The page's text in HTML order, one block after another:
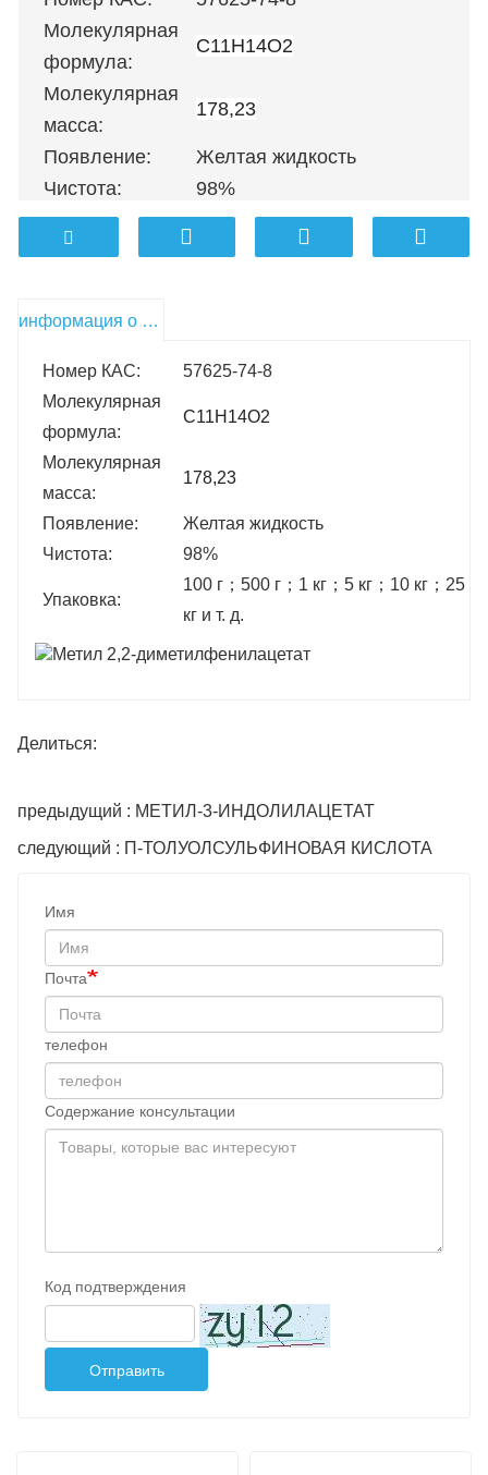
Молекулярная
формула:
C11H14O2
Молекулярная
масса:
178,23
Появление:
Желтая жидкость
Чистота:
98%
Упаковка:
100 г ；500 г；1 кг ；5 кг；10 кг
кг；100 кг и т. д.
информация о продукте
Номер КАС:
57625-74-8
Молекулярная
формула:
C11H14O2
Молекулярная
масса:
178,23
Появление:
Желтая жидкость
Чистота:
98%
Упаковка:
100 г ； 500 г ； 1 кг ； 5 кг ； 10 кг ； 25 кг
кг и т. д.
Делиться:
предыдущий : МЕТИЛ-3-ИНДОЛИЛАЦЕТАТ
следующий : П-ТОЛУОЛСУЛЬФИНОВАЯ КИСЛОТА
Имя
Почта
телефон
Содержание консультации
Код подтверждения
Отправить